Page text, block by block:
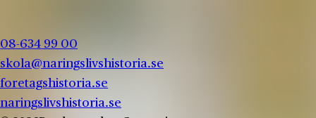
08-634 99 00
skola@naringslivshistoria.se
foretagshistoria.se
naringslivshistoria.se